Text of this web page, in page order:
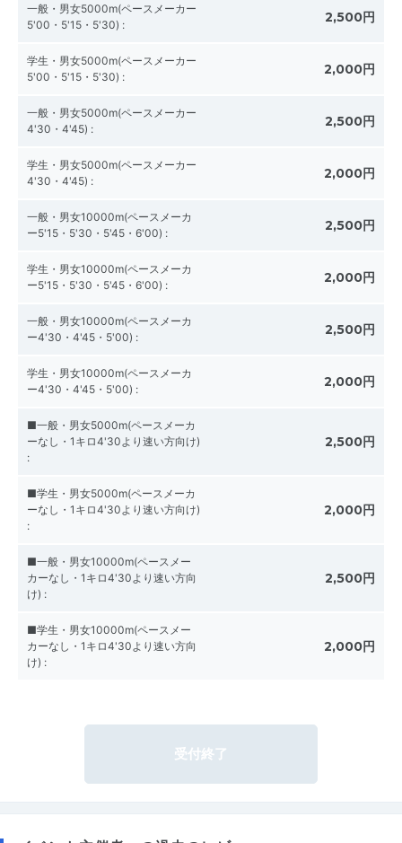
一般・男女5000m(ペースメーカー
5'00・5'15・5'30) : 2,500円
学生・男女5000m(ペースメーカー
5'00・5'15・5'30) : 2,000円
一般・男女5000m(ペースメーカー
4'30・4'45) : 2,500円
学生・男女5000m(ペースメーカー
4'30・4'45) : 2,000円
一般・男女10000m(ペースメーカ
ー5'15・5'30・5'45・6'00) : 2,500円
学生・男女10000m(ペースメーカ
ー5'15・5'30・5'45・6'00) : 2,000円
一般・男女10000m(ペースメーカ
ー4'30・4'45・5'00) : 2,500円
学生・男女10000m(ペースメーカ
ー4'30・4'45・5'00) : 2,000円
■一般・男女5000m(ペースメーカ
ーなし・1キロ4'30より速い方向け)
:
2,500円
■学生・男女5000m(ペースメーカ
ーなし・1キロ4'30より速い方向け)
:
2,000円
■一般・男女10000m(ペースメー
カーなし・1キロ4'30より速い方向
け) :
2,500円
■学生・男女10000m(ペースメー
カーなし・1キロ4'30より速い方向
け) :
2,000円
受付終了